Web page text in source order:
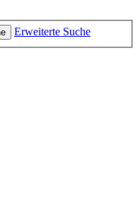
Erweiterte Suche